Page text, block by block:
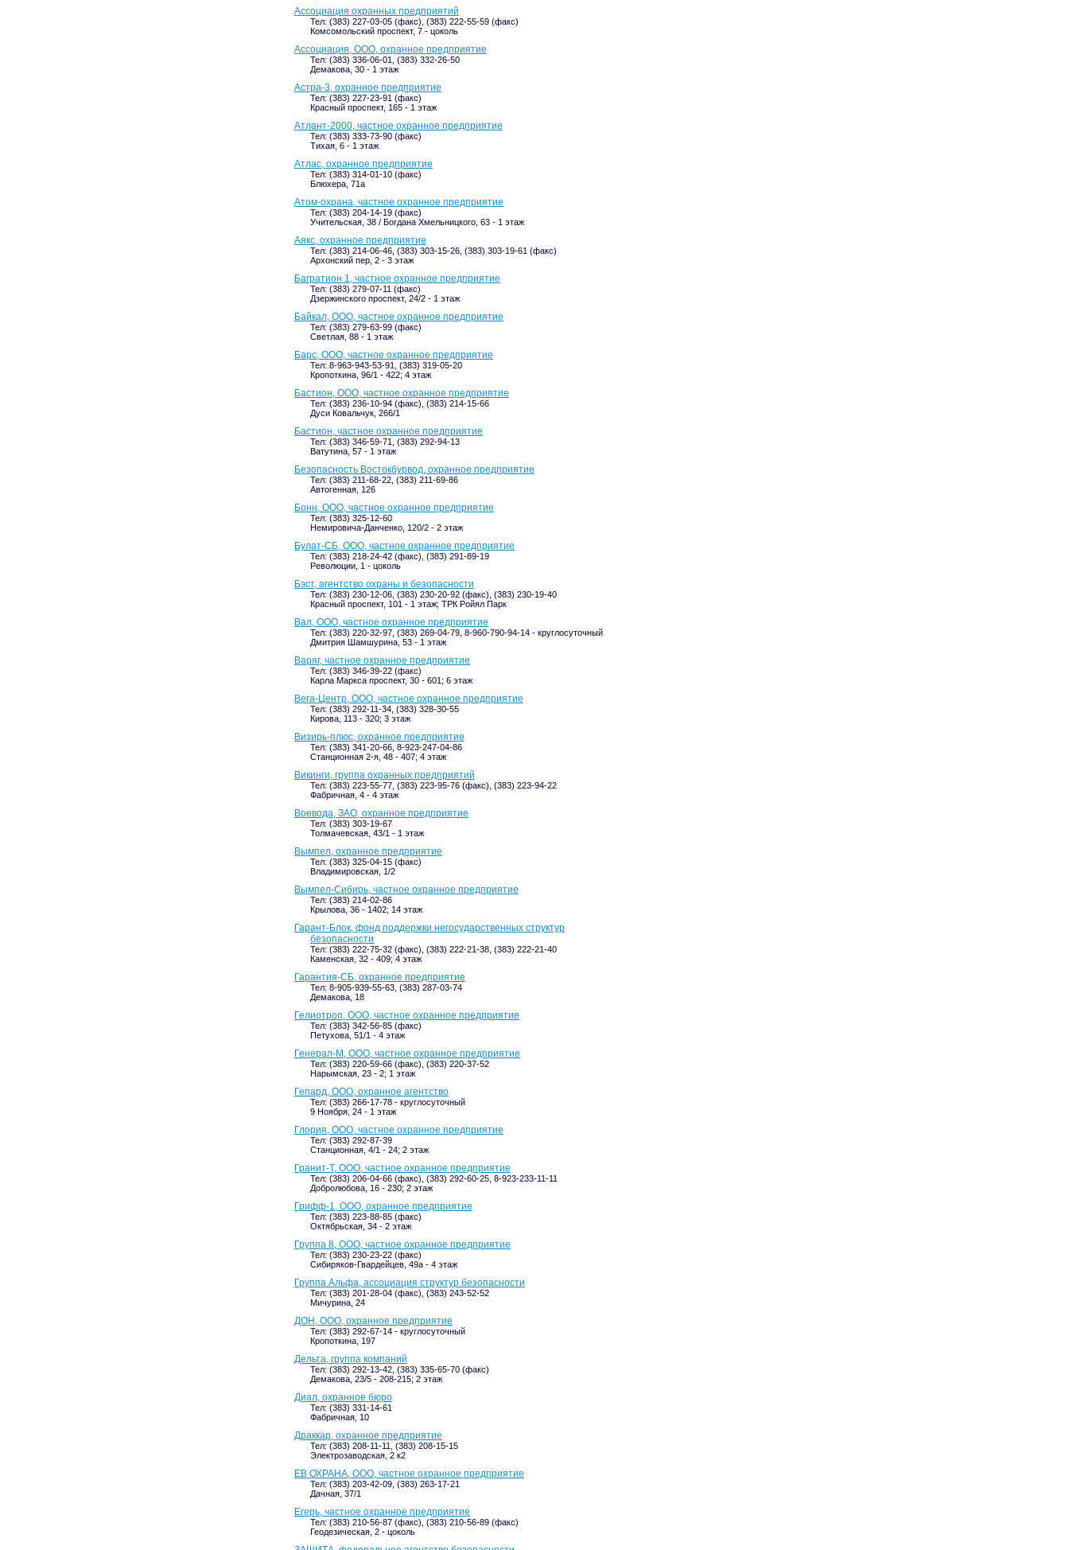
Ассоциация охранных предприятий
Тел: (383) 227-03-05 (факс), (383) 222-55-59 (факс)
Комсомольский проспект, 7 - цоколь
Ассоциация, ООО, охранное предприятие
Тел: (383) 336-06-01, (383) 332-26-50
Демакова, 30 - 1 этаж
Астра-3, охранное предприятие
Тел: (383) 227-23-91 (факс)
Красный проспект, 165 - 1 этаж
Атлант-2000, частное охранное предприятие
Тел: (383) 333-73-90 (факс)
Тихая, 6 - 1 этаж
Атлас, охранное предприятие
Тел: (383) 314-01-10 (факс)
Блюхера, 71а
Атом-охрана, частное охранное предприятие
Тел: (383) 204-14-19 (факс)
Учительская, 38 / Богдана Хмельницкого, 63 - 1 этаж
Аякс, охранное предприятие
Тел: (383) 214-06-46, (383) 303-15-26, (383) 303-19-61 (факс)
Архонский пер, 2 - 3 этаж
Багратион 1, частное охранное предприятие
Тел: (383) 279-07-11 (факс)
Дзержинского проспект, 24/2 - 1 этаж
Байкал, ООО, частное охранное предприятие
Тел: (383) 279-63-99 (факс)
Светлая, 88 - 1 этаж
Барс, ООО, частное охранное предприятие
Тел: 8-963-943-53-91, (383) 319-05-20
Кропоткина, 96/1 - 422; 4 этаж
Бастион, ООО, частное охранное предприятие
Тел: (383) 236-10-94 (факс), (383) 214-15-66
Дуси Ковальчук, 266/1
Бастион, частное охранное предприятие
Тел: (383) 346-59-71, (383) 292-94-13
Ватутина, 57 - 1 этаж
Безопасность Востокбурвод, охранное предприятие
Тел: (383) 211-68-22, (383) 211-69-86
Автогенная, 126
Бонн, ООО, частное охранное предприятие
Тел: (383) 325-12-60
Немировича-Данченко, 120/2 - 2 этаж
Булат-СБ, ООО, частное охранное предприятие
Тел: (383) 218-24-42 (факс), (383) 291-89-19
Революции, 1 - цоколь
Бэст, агентство охраны и безопасности
Тел: (383) 230-12-06, (383) 230-20-92 (факс), (383) 230-19-40
Красный проспект, 101 - 1 этаж; ТРК Ройял Парк
Вал, ООО, частное охранное предприятие
Тел: (383) 220-32-97, (383) 269-04-79, 8-960-790-94-14 - круглосуточный
Дмитрия Шамшурина, 53 - 1 этаж
Варяг, частное охранное предприятие
Тел: (383) 346-39-22 (факс)
Карла Маркса проспект, 30 - 601; 6 этаж
Вега-Центр, ООО, частное охранное предприятие
Тел: (383) 292-11-34, (383) 328-30-55
Кирова, 113 - 320; 3 этаж
Визирь-плюс, охранное предприятие
Тел: (383) 341-20-66, 8-923-247-04-86
Станционная 2-я, 48 - 407; 4 этаж
Викинги, группа охранных предприятий
Тел: (383) 223-55-77, (383) 223-95-76 (факс), (383) 223-94-22
Фабричная, 4 - 4 этаж
Воевода, ЗАО, охранное предприятие
Тел: (383) 303-19-67
Толмачевская, 43/1 - 1 этаж
Вымпел, охранное предприятие
Тел: (383) 325-04-15 (факс)
Владимировская, 1/2
Вымпел-Сибирь, частное охранное предприятие
Тел: (383) 214-02-86
Крылова, 36 - 1402; 14 этаж
Гарант-Блок, фонд поддержки негосударственных структур
безопасности
Тел: (383) 222-75-32 (факс), (383) 222-21-38, (383) 222-21-40
Каменская, 32 - 409; 4 этаж
Гарантия-СБ, охранное предприятие
Тел: 8-905-939-55-63, (383) 287-03-74
Демакова, 18
Гелиотроп, ООО, частное охранное предприятие
Тел: (383) 342-56-85 (факс)
Петухова, 51/1 - 4 этаж
Генерал-М, ООО, частное охранное предприятие
Тел: (383) 220-59-66 (факс), (383) 220-37-52
Нарымская, 23 - 2; 1 этаж
Гепард, ООО, охранное агентство
Тел: (383) 266-17-78 - круглосуточный
9 Ноября, 24 - 1 этаж
Глория, ООО, частное охранное предприятие
Тел: (383) 292-87-39
Станционная, 4/1 - 24; 2 этаж
Гранит-Т, ООО, частное охранное предприятие
Тел: (383) 206-04-66 (факс), (383) 292-60-25, 8-923-233-11-11
Добролюбова, 16 - 230; 2 этаж
Грифф-1, ООО, охранное предприятие
Тел: (383) 223-88-85 (факс)
Октябрьская, 34 - 2 этаж
Группа 8, ООО, частное охранное предприятие
Тел: (383) 230-23-22 (факс)
Сибиряков-Гвардейцев, 49а - 4 этаж
Группа Альфа, ассоциация структур безопасности
Тел: (383) 201-28-04 (факс), (383) 243-52-52
Мичурина, 24
ДОН, ООО, охранное предприятие
Тел: (383) 292-67-14 - круглосуточный
Кропоткина, 197
Дельта, группа компаний
Тел: (383) 292-13-42, (383) 335-65-70 (факс)
Демакова, 23/5 - 208-215; 2 этаж
Диал, охранное бюро
Тел: (383) 331-14-61
Фабричная, 10
Драккар, охранное предприятие
Тел: (383) 208-11-11, (383) 208-15-15
Электрозаводская, 2 к2
ЕВ ОХРАНА, ООО, частное охранное предприятие
Тел: (383) 203-42-09, (383) 263-17-21
Дачная, 37/1
Егерь, частное охранное предприятие
Тел: (383) 210-56-87 (факс), (383) 210-56-89 (факс)
Геодезическая, 2 - цоколь